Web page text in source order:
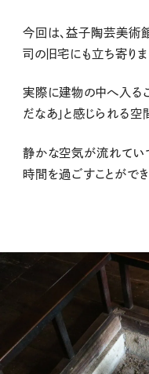
今回は、益子陶芸美術
司の旧宅にも立ち寄りま
実際に建物の中へ入る
だなあ」と感じられる空
静かな空気が流れてい
時間を過ごすことができ